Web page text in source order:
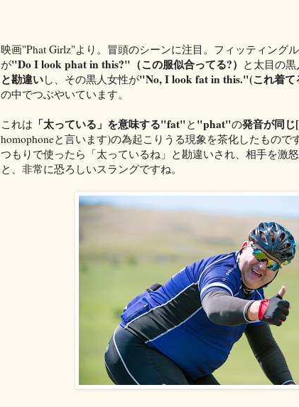
映画"Phat Girlz"より。冒頭のシーンに注目。フィッティング
が"Do I look phat in this?"（この服似合ってる?） と太目の黒
と勘違いし、その黒人女性が"No, I look fat in this."(これ着て
の中でつぶやいています。
これは 「太っている」を意味する"fat"と "phat"の発音が同
homophoneと言います)の為起こりうる現象を茶化したもので
つもりで使ったら「太っているね」と勘違いされ、相手を激
と、非常に恐ろしいスラングですね。